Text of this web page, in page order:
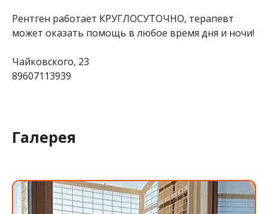
Рентген работает КРУГЛОСУТОЧНО, терапевт
может оказать помощь в любое время дня и ночи!
Чайковского, 23
89607113939
Галерея